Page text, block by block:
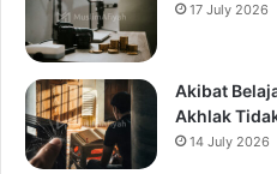
17 July 2026
Akibat
Akhlak
14 July 2026